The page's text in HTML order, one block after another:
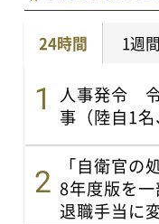
24時間 1週間
人事発令
事（陸自1名
「自衛官の
8年度版を
退職手当に